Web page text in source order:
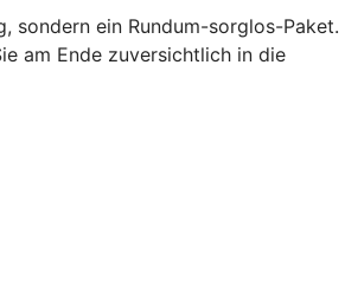
sondern ein Rundum-sorglos-Paket.
am Ende zuversichtlich in die